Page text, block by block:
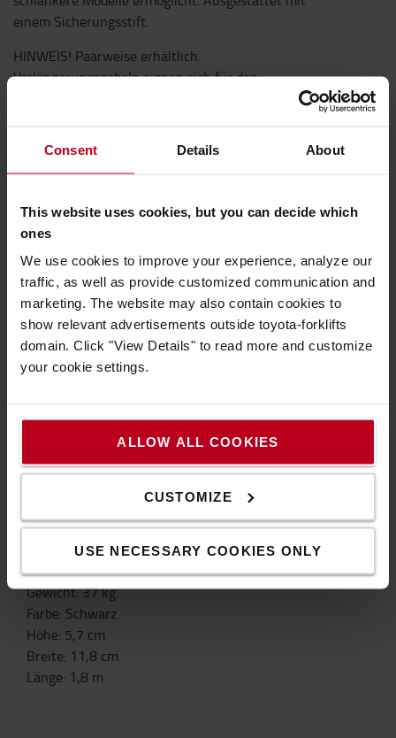
Consent Details About
This website uses cookies, but you can decide which
ones
We use cookies to improve your experience, analyze our
traffic, as well as provide customized communication and
marketing. The website may also contain cookies to
show relevant advertisements outside toyota-forklifts
domain. Click "View Details" to read more and customize
your cookie settings.
ALLOW ALL COOKIES
CUSTOMIZE
USE NECESSARY COOKIES ONLY
einem Sicherungsstift.
HINWEIS! Paarweise erhältlich.
Verlängerungsgabeln eignen sich für den
temporären Transport von Lasten, die länger sind
und einfach installieren, indem sie über die
Stahl gefertigt, was ein geringeres Gewicht und
schlankere Modelle ermöglicht. Ausgestattet mit
Technische Eigenschaften
* Die maximal zulässige Länge der Verlängerungsgabeln
wird nach der folgenden Formel berechnet: Bestehende
Gabellänge / 0,6 = Zulässige Länge der
vorhandenen Gabelspitze
*Verjüngt, 700 mm
*Extrahochwertiger Stahl (Strenx 650, Streckgrenze
nach der Maschinenrichtlinie hergestellt
Eigenschaften
Gewicht:37kg
Farbe: Schwarz
Höhe: 5,7 cm
Breite: 11,8 cm
Länge: 1,8 m